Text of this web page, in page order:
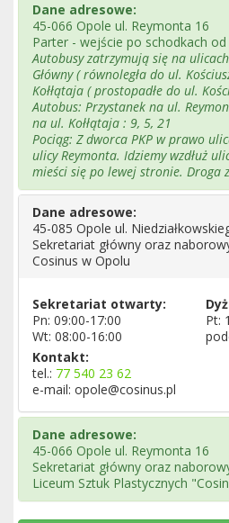
Dane adresowe:
45-066 Opole ul. Reymonta 16
Parter - wejście po schodkach
Autobusy zatrzymują się na
Główny ( równoległa do ul.
Kołłątaja ( prostopadłe do ul.
Autobus: Przystanek na ul.
na ul. Kołłątaja : 9, 5, 21
Pociąg: Z dworca PKP w prawo
ulicy Reymonta. Idziemy wzdłuż
mieści się po lewej stronie. Droga
Dane adresowe:
45-085 Opole ul.
Sekretariat główny oraz
Cosinus w Opolu
Sekretariat otwarty:
Pn: 09:00-17:00
Wt: 08:00-16:00
Pt:
Kontakt:
tel.: 77 540 23 62
e-mail: opole@cosinus.pl
Dane adresowe:
45-066 Opole ul. Reymonta 16
Sekretariat główny oraz
Liceum Sztuk Plastycznych